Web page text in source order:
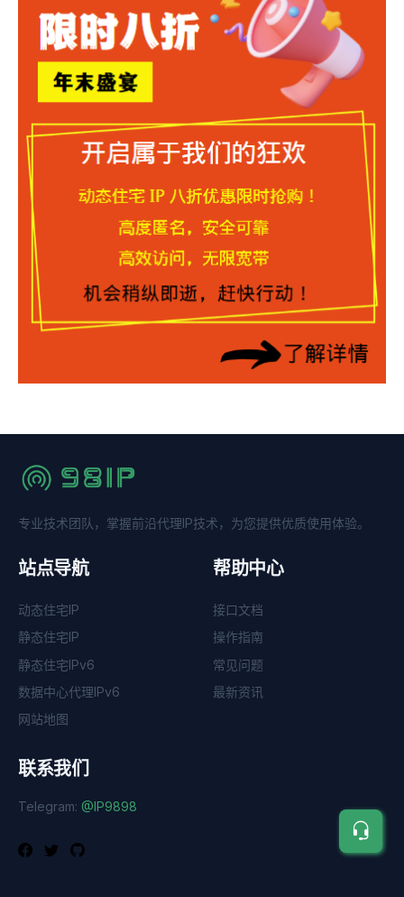
专业技术团队，掌握前沿代理IP技术，为您提供优质使用体验。
站点导航
动态住宅IP
静态住宅IP
静态住宅IPv6
数据中心代理IPv6
网站地图
帮助中心
接口文档
操作指南
常见问题
最新资讯
联系我们
Telegram: @IP9898